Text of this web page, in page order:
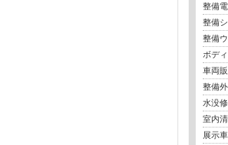
整備
整備
整備
ボデ
車両
整備
水没
室内
展示